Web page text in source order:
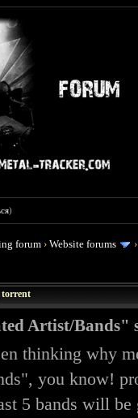
)
forum ›Website forums
torrent
Artist/Bands"
thinking why
you know!
5 bands will